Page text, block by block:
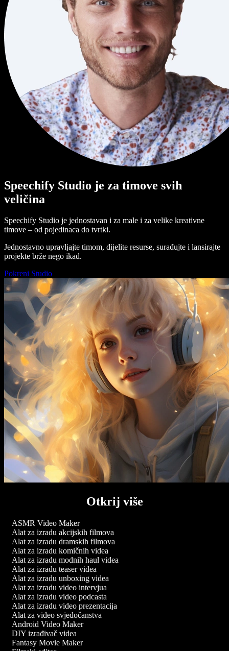
Speechify Studio je za timove svih
veličina
Speechify Studio je jednostavan i za male i za velike kreativne
timove – od pojedinaca do tvrtki.
Jednostavno upravljajte timom, dijelite resurse, surađujte i lansirajte
projekte brže nego ikad.
Pokreni Studio
Otkrij više
ASMR Video Maker
Alat za izradu akcijskih filmova
Alat za izradu dramskih filmova
Alat za izradu komičnih videa
Alat za izradu modnih haul videa
Alat za izradu teaser videa
Alat za izradu unboxing videa
Alat za izradu video intervjua
Alat za izradu video podcasta
Alat za izradu video prezentacija
Alat za video svjedočanstva
Android Video Maker
DIY izrađivač videa
Fantasy Movie Maker